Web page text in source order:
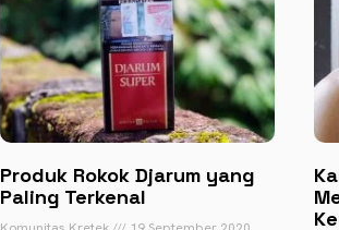
Produk Rokok Djarum yang
Paling Terkenal